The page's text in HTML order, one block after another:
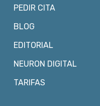
PEDIR CITA
BLOG
EDITORIAL
NEURON DIGITAL
TARIFAS